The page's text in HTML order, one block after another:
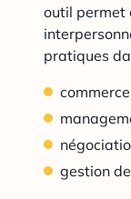
outil permet
pratiques
commerce
gestion